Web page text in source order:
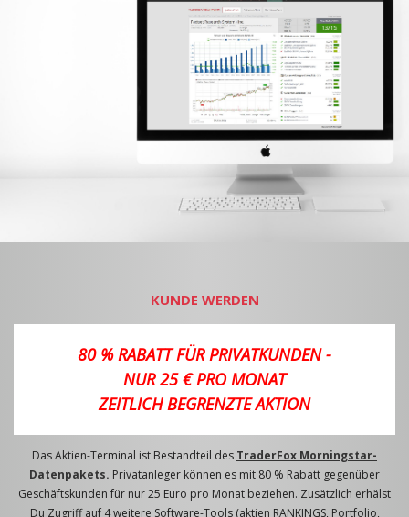
KUNDE WERDEN
80 % RABATT FÜR PRIVATKUNDEN -
NUR 25 € PRO MONAT
ZEITLICH BEGRENZTE AKTION
Das Aktien-Terminal ist Bestandteil des TraderFox Morningstar-
Datenpakets. Privatanleger können es mit 80 % Rabatt gegenüber
Geschäftskunden für nur 25 Euro pro Monat beziehen. Zusätzlich erhälst
Du Zugriff auf 4 weitere Software-Tools (aktien RANKINGS, Portfolio,